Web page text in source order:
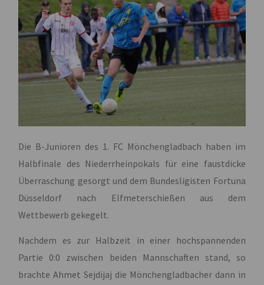
Die B-Junioren des 1. FC Mönchengladbach haben im
Halbfinale des Niederrheinpokals für eine faustdicke
Überraschung gesorgt und dem Bundesligisten Fortuna
Düsseldorf nach Elfmeterschießen aus dem
Wettbewerb gekegelt.
Nachdem es zur Halbzeit in einer hochspannenden
Partie 0:0 zwischen beiden Mannschaften stand, so
brachte Ahmet Sejdijaj die Mönchengladbacher dann in